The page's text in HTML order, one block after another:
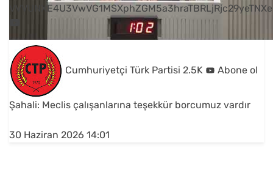
Cumhuriyetçi Türk Partisi 2.5K Abone ol
Şahali: Meclis çalışanlarına teşekkür borcumuz vardır
30 Haziran 2026 14:01